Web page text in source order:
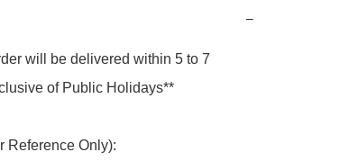
−
will be delivered within 5 to 7
of Public Holidays**
Reference Only):